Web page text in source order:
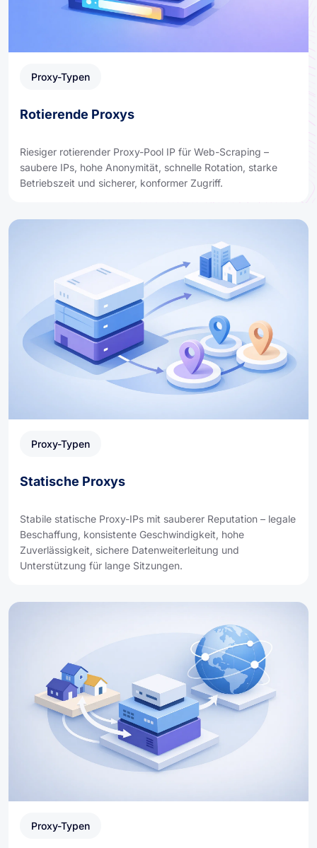
Proxy-Typen
Rotierende Proxys
Riesiger rotierender Proxy-Pool IP für Web-Scraping –
saubere IPs, hohe Anonymität, schnelle Rotation, starke
Betriebszeit und sicherer, konformer Zugriff.
Proxy-Typen
Statische Proxys
Stabile statische Proxy-IPs mit sauberer Reputation – legale
Beschaffung, konsistente Geschwindigkeit, hohe
Zuverlässigkeit, sichere Datenweiterleitung und
Unterstützung für lange Sitzungen.
Proxy-Typen